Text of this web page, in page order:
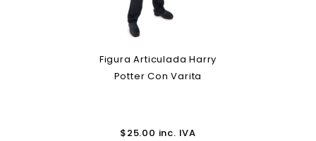
Figura Articulada Harry
Potter Con Varita
$25.00 inc. IVA